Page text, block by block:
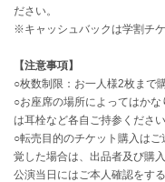
ださい。
※キャッシュバックは学割チ
【注意事項】
○枚数制限：お一人様2枚まで
○お座席の場所によってはか
は耳栓など各自ご持参ください
○転売目的のチケット購入は
覚した場合は、出品者及び購
公演当日にはご本人確認をす